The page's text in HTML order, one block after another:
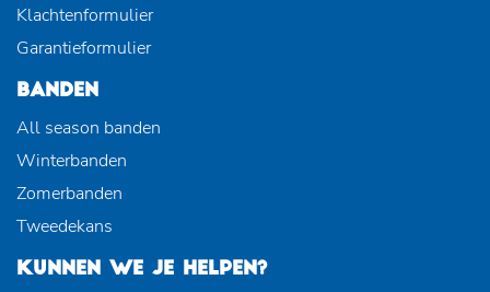
Klachtenformulier
Garantieformulier
BANDEN
All season banden
Winterbanden
Zomerbanden
Tweedekans
KUNNEN WE JE HELPEN?